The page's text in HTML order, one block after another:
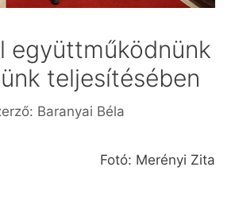
együttműködnünk
teljesítésében
Baranyai Béla
Fotó: Merényi Zita